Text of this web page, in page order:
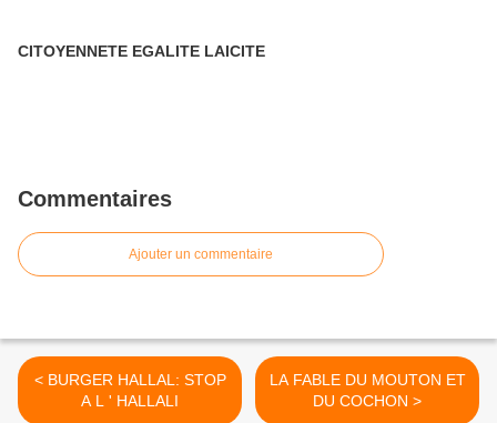
CITOYENNETE EGALITE LAICITE
Commentaires
Ajouter un commentaire
< BURGER HALLAL: STOP
A L ' HALLALI
LA FABLE DU MOUTON ET
DU COCHON >